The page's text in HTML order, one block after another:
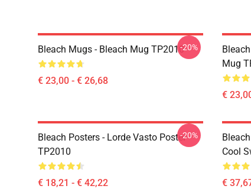
Bleach Mugs - Bleach Mug TP2010
€ 23,00 - € 26,68
-20%
Mug
€
Bleach Posters - Lorde Vasto Poster
TP2010
€ 18,21 - € 42,22
-20%
Cool
€